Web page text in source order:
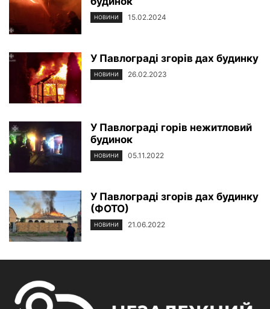
НОВИНИ 15.02.2024
У Павлограді згорів дах будинку
НОВИНИ 26.02.2023
У Павлограді горів нежитловий
будинок
НОВИНИ 05.11.2022
У Павлограді згорів дах будинку
(ФОТО)
НОВИНИ 21.06.2022